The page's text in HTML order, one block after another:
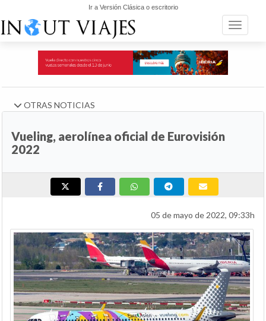
Ir a Versión Clásica o escritorio
Toggle
OTRAS NOTICIAS
Vueling, aerolínea oficial de Eurovisión
2022
05 de mayo de 2022, 09:33h